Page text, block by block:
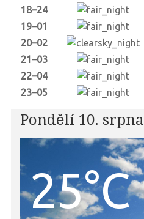
18–24
19–01
20–02
21–03
22–04
23–05
Pondělí 10. srpna
25°C